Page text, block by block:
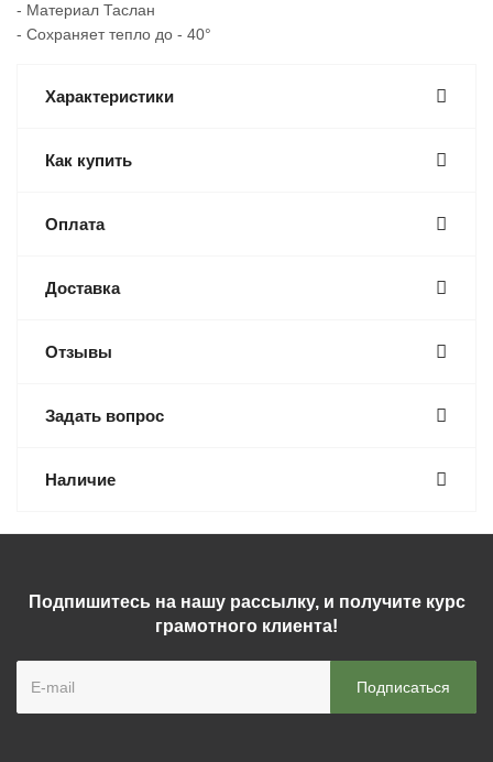
- Материал Таслан
- Сохраняет тепло до - 40°
Характеристики
Как купить
Оплата
Доставка
Отзывы
Задать вопрос
Наличие
Подпишитесь на нашу рассылку, и получите курс
грамотного клиента!